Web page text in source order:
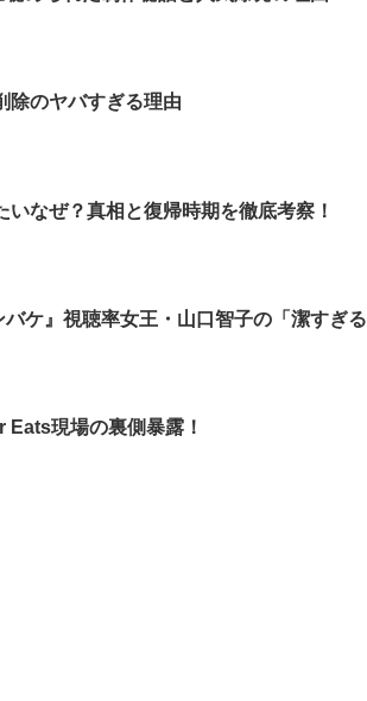
除のヤバすぎる理由
なぜ？真相と復帰時期を徹底考察！
ケ』視聴率女王・山口智子の「潔すぎる
現場の裏側暴露！